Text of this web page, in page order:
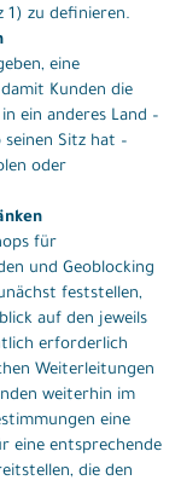
1 ) zu definieren.
eine
Kunden die
ein anderes Land –
seinen Sitz hat –
oder
für
und Geoblocking
feststellen,
auf den jeweils
erforderlich
Weiterleitungen
weiterhin im
eine
eine entsprechende
die den